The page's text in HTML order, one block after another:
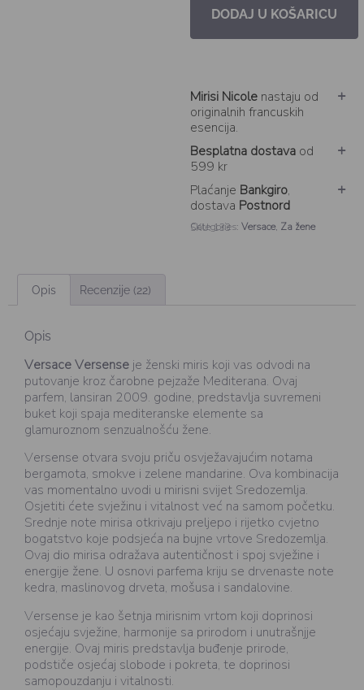
DODAJ U KOŠARICU
Mirisi Nicole nastaju od
originalnih francuskih
esencija.
Besplatna dostava od
599 kr
Plaćanje Bankgiro,
dostava Postnord
SKU: 133
Categories: Versace, Za žene
Opis Recenzije (22)
Opis
Versace Versense je ženski miris koji vas odvodi na
putovanje kroz čarobne pejzaže Mediterana. Ovaj
parfem, lansiran 2009. godine, predstavlja suvremeni
buket koji spaja mediteranske elemente sa
glamuroznom senzualnošću žene.
Versense otvara svoju priču osvježavajućim notama
bergamota, smokve i zelene mandarine. Ova kombinacija
vas momentalno uvodi u mirisni svijet Sredozemlja.
Osjetiti ćete svježinu i vitalnost već na samom početku.
Srednje note mirisa otkrivaju preljepo i rijetko cvjetno
bogatstvo koje podsjeća na bujne vrtove Sredozemlja.
Ovaj dio mirisa odražava autentičnost i spoj svježine i
energije žene. U osnovi parfema kriju se drvenaste note
kedra, maslinovog drveta, mošusa i sandalovine.
Versense je kao šetnja mirisnim vrtom koji doprinosi
osjećaju svježine, harmonije sa prirodom i unutrašnjje
energije. Ovaj miris predstavlja buđenje prirode,
podstiče osjećaj slobode i pokreta, te doprinosi
samopouzdanju i vitalnosti.